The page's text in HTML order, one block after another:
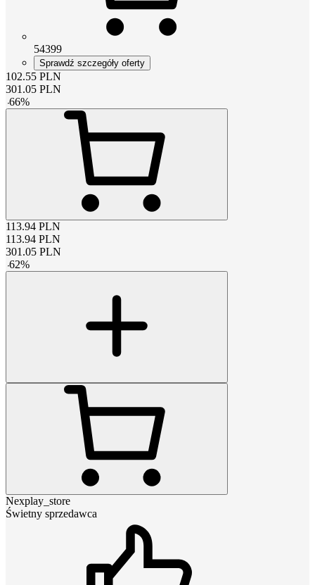
54399
Sprawdź szczegóły oferty
102.55 PLN
301.05 PLN
-66%
113.94 PLN
113.94 PLN
301.05 PLN
-62%
Nexplay_store
Świetny sprzedawca